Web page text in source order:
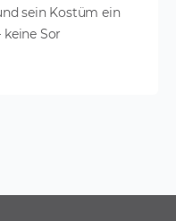
sein Kostüm ein
Sor